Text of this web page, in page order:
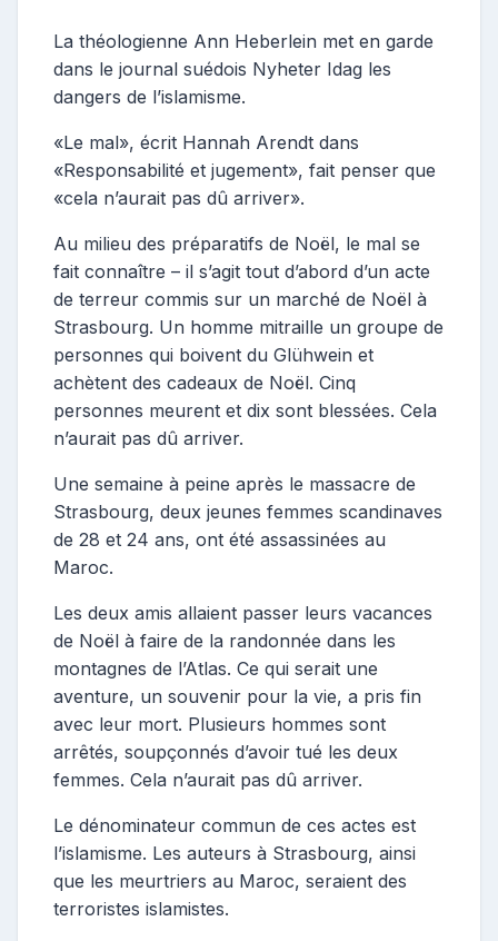
La théologienne Ann Heberlein met en garde
dans le journal suédois Nyheter Idag les
dangers de l’islamisme.
«Le mal», écrit Hannah Arendt dans
«Responsabilité et jugement», fait penser que
«cela n’aurait pas dû arriver».
Au milieu des préparatifs de Noël, le mal se
fait connaître – il s’agit tout d’abord d’un acte
de terreur commis sur un marché de Noël à
Strasbourg. Un homme mitraille un groupe de
personnes qui boivent du Glühwein et
achètent des cadeaux de Noël. Cinq
personnes meurent et dix sont blessées. Cela
n’aurait pas dû arriver.
Une semaine à peine après le massacre de
Strasbourg, deux jeunes femmes scandinaves
de 28 et 24 ans, ont été assassinées au
Maroc.
Les deux amis allaient passer leurs vacances
de Noël à faire de la randonnée dans les
montagnes de l’Atlas. Ce qui serait une
aventure, un souvenir pour la vie, a pris fin
avec leur mort. Plusieurs hommes sont
arrêtés, soupçonnés d’avoir tué les deux
femmes. Cela n’aurait pas dû arriver.
Le dénominateur commun de ces actes est
l’islamisme. Les auteurs à Strasbourg, ainsi
que les meurtriers au Maroc, seraient des
terroristes islamistes.